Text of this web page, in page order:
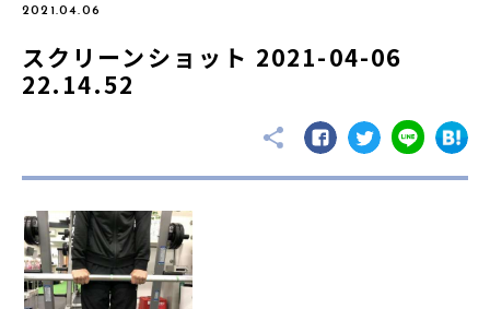
2021.04.06
スクリーンショット 2021-04-06
22.14.52